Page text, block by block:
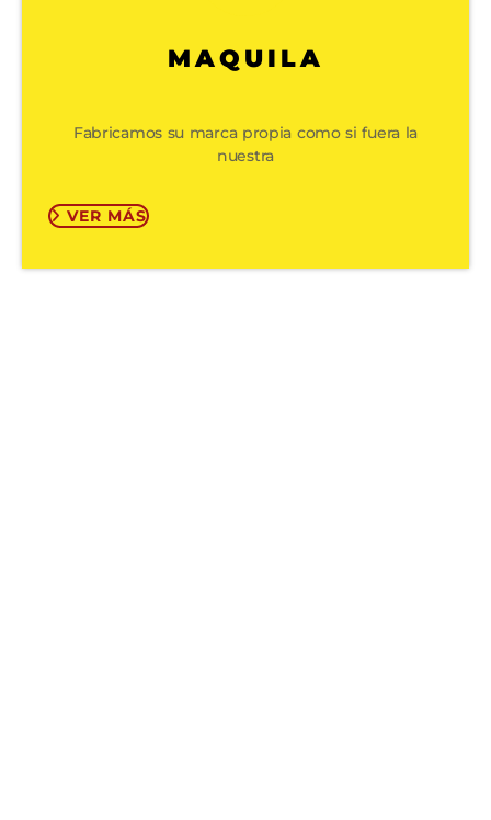
MAQUILA
Fabricamos su marca propia como si fuera la
nuestra
VER MÁS